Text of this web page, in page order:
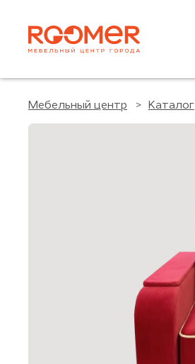
Мебельный центр Каталог